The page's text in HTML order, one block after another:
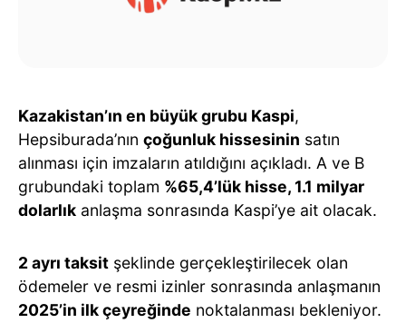
Kazakistan’ın en büyük grubu Kaspi,
Hepsiburada’nın çoğunluk hissesinin satın
alınması için imzaların atıldığını açıkladı. A ve B
grubundaki toplam %65,4’lük hisse, 1.1 milyar
dolarlık anlaşma sonrasında Kaspi’ye ait olacak.
2 ayrı taksit şeklinde gerçekleştirilecek olan
ödemeler ve resmi izinler sonrasında anlaşmanın
2025’in ilk çeyreğinde noktalanması bekleniyor.